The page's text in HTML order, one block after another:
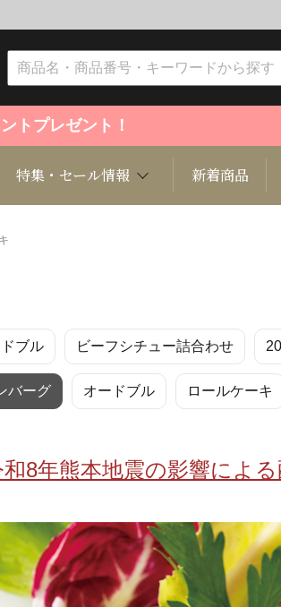
トプレゼント！
菓子 総菜
琲/茶/ドリンク 調味料
の食材 ギフト
ァッション 定期購読雑誌
ッズベビー 伝統工芸
ット関連
特集・セール情報 新着商品
ブル ビーフシチュー詰合わせ
バーグ オードブル ロールケーキ
和8年熊本地震の影響によ